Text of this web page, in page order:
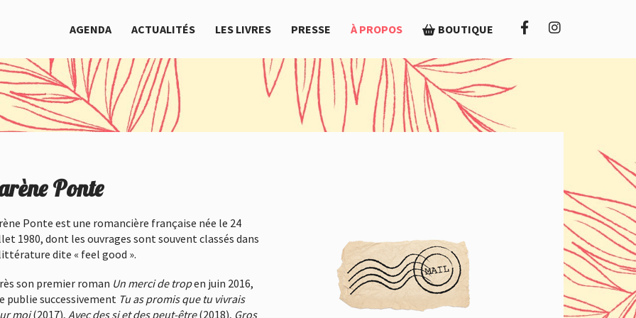
AGENDA ACTUALITÉS LES LIVRES PRESSE À PROPOS BOUTIQUE
FacebookInstagram
Ponte
Ponte est une romancière française née le 24
1980, dont les ouvrages sont souvent classés dans
dite « feel good ».
son premier roman Un merci de tropen juin 2016,
publie successivement Tu as promis que tu vivrais
moi(2017), Avec des si et des peut-être(2018), Gros